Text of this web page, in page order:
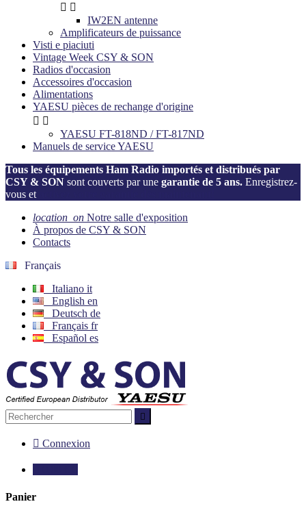
 
IW2EN antenne
Amplificateurs de puissance
Visti e piaciuti
Vintage Week CSY & SON
Radios d'occasion
Accessoires d'occasion
Alimentations
YAESU pièces de rechange d'origine
 
YAESU FT-818ND / FT-817ND
Manuels de service YAESU
Tous les équipements Ham Radio importés et distribués par
CSY & SON sont couverts par une garantie de 5 ans. Enregistrez-
vous et
location_on Notre salle d'exposition
À propos de CSY & SON
Contacts
Français
Italiano it
English en
Deutsch de
Français fr
Español es

 Connexion
Panier